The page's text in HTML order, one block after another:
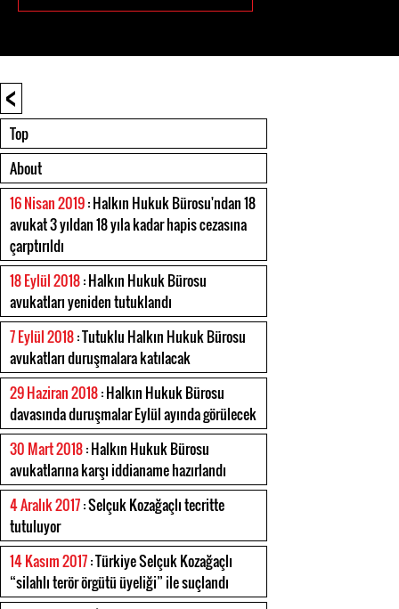
<
Top
About
16 Nisan 2019: Halkın Hukuk Bürosu'ndan 18
avukat 3 yıldan 18 yıla kadar hapis cezasına
çarptırıldı
18 Eylül 2018: Halkın Hukuk Bürosu
avukatları yeniden tutuklandı
7 Eylül 2018: Tutuklu Halkın Hukuk Bürosu
avukatları duruşmalara katılacak
29 Haziran 2018: Halkın Hukuk Bürosu
davasında duruşmalar Eylül ayında görülecek
30 Mart 2018: Halkın Hukuk Bürosu
avukatlarına karşı iddianame hazırlandı
4 Aralık 2017: Selçuk Kozağaçlı tecritte
tutuluyor
14 Kasım 2017: Türkiye Selçuk Kozağaçlı
“silahlı terör örgütü üyeliği” ile suçlandı